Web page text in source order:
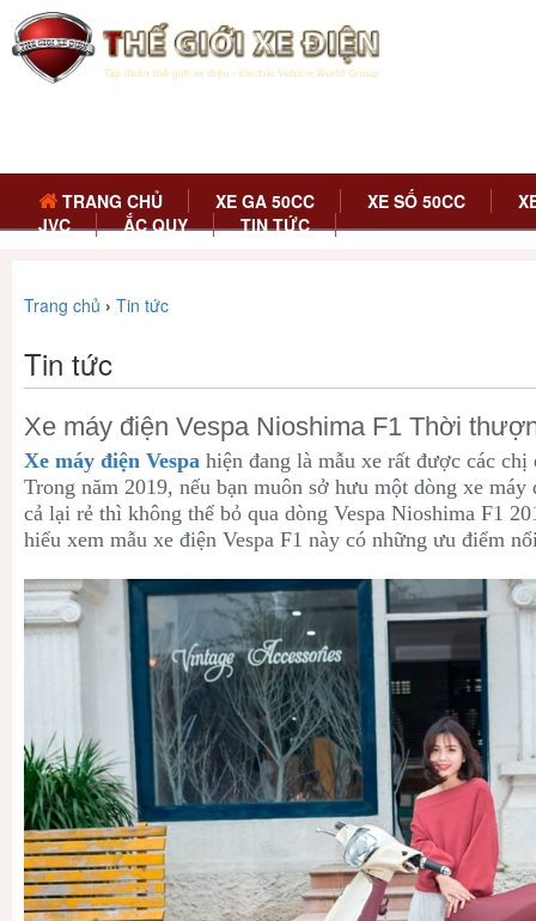
TRANG CHỦ XE GA 50CC XE SỐ 50CC
JVC
ẮC QUY TIN TỨC
Trang chủ › Tin tức
Tin tức
Xe máy điện Vespa Nioshima F1 Thời
Xe máy điện Vespa hiện đang là mẫu xe rất được các
Trong năm 2019, nếu bạn muôn sở hưu một dòng xe
cả lại rẻ thì không thể bỏ qua dòng Vespa Nioshima F1
hiểu xem mẫu xe điện Vespa F1 này có những ưu điểm